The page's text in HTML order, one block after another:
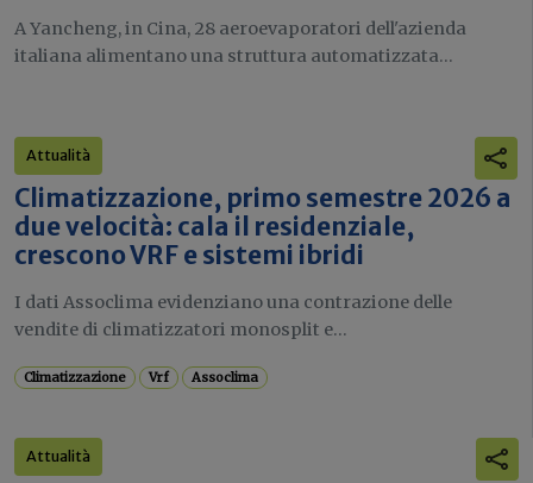
A Yancheng, in Cina, 28 aeroevaporatori dell'azienda
italiana alimentano una struttura automatizzata...
Attualità
Climatizzazione, primo semestre 2026 a
due velocità: cala il residenziale,
crescono VRF e sistemi ibridi
I dati Assoclima evidenziano una contrazione delle
vendite di climatizzatori monosplit e...
Climatizzazione Vrf Assoclima
Attualità